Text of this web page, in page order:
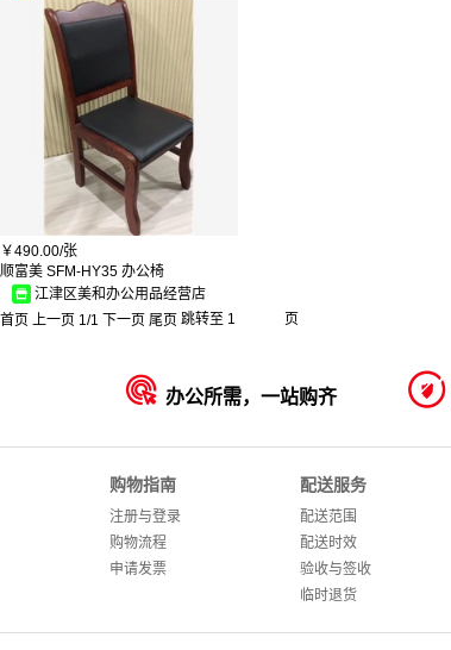
￥490.00/张
顺富美 SFM-HY35 办公椅
江津区美和办公用品经营店
首页
上一页 1 /1 下一页 尾页 跳转至 页
 办公所需，一站购齐 
购物指南
注册与登录
购物流程
申请发票
配送服务
配送范围
配送时效
验收与签收
临时退货